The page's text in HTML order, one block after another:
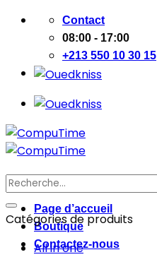
Passer
contenu
Contact
08:00 - 17:00
+213 550 10 30 15
Page d’accueil
Boutique
Contactez-nous
Recherche
pour :
Catégories de produits
All in one